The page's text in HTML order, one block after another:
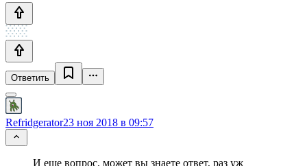
Ответить
Refridgerator23 ноя 2018 в 09:57
И еще вопрос, может вы знаете ответ, раз уж